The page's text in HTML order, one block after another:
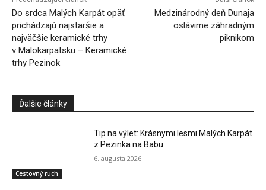
Do srdca Malých Karpát opäť
prichádzajú najstaršie a
najväčšie keramické trhy
v Malokarpatsku – Keramické
trhy Pezinok
Medzinárodný deň Dunaja
oslávime záhradným
piknikom
Ďalšie články
Cestovný ruch
Tip na výlet: Krásnymi lesmi Malých Karpát
z Pezinka na Babu
6. augusta 2026